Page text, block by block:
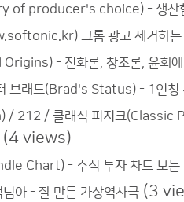
of producer's choice) - 생
크롬 광고 제거하는
Origins) - 진화론, 창조론, 윤회
브래드(Brad's Status) - 1인칭
/ 212 / 클래식 피지크
(4 views)
Chart) - 주식 투자 차트 보는
님아 - 잘 만든 가상역사극 (3